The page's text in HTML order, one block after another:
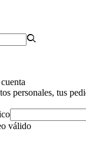
personales, tus
válido